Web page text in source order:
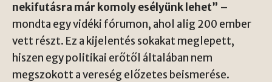
nekifutásra már komoly esélyünk lehet” –
mondta egy vidéki fórumon, ahol alig 200 ember
vett részt. Ez a kijelentés sokakat meglepett,
hiszen egy politikai erőtől általában nem
megszokott a vereség előzetes beismerése.